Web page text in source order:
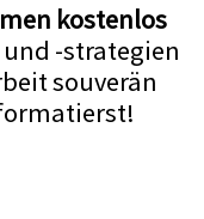
kostenlos
-strategien
souverän